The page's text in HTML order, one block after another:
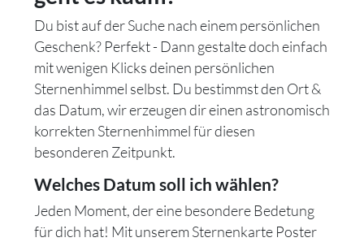
Du bist auf der Suche nach einem persönlichen
Geschenk? Perfekt - Dann gestalte doch einfach
mit wenigen Klicks deinen persönlichen
Sternenhimmel selbst. Du bestimmst den Ort &
das Datum, wir erzeugen dir einen astronomisch
korrekten Sternenhimmel für diesen
besonderen Zeitpunkt.
Welches Datum soll ich wählen?
Jeden Moment, der eine besondere Bedetung
für dich hat! Mit unserem Sternenkarte Poster